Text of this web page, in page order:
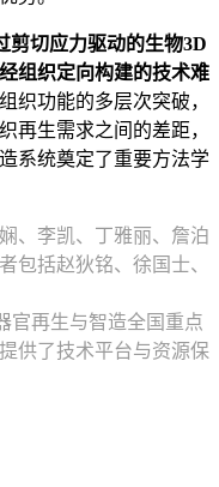
剪切应力驱动的生物3D
组织定向构建的技术难
织功能的多层次突破，
再生需求之间的差距，
系统奠定了重要方法学
、李凯、丁雅丽、詹泊
包括赵狄铭、徐国士、
官再生与智造全国重点
供了技术平台与资源保